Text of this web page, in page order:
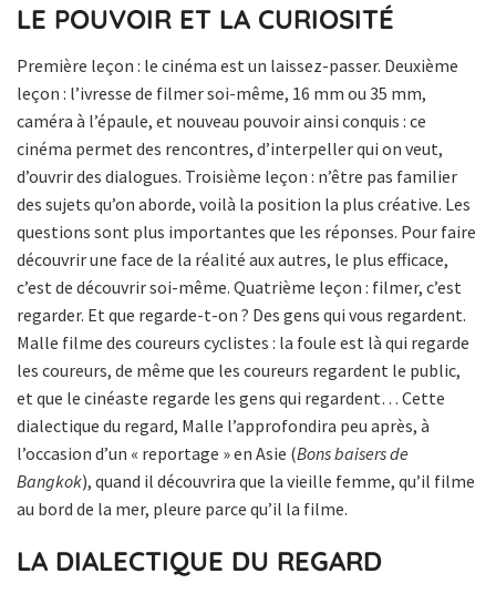
LE POUVOIR ET LA CURIOSITÉ
Première leçon : le cinéma est un laissez-passer. Deuxième
leçon : l’ivresse de filmer soi-même, 16 mm ou 35 mm,
caméra à l’épaule, et nouveau pouvoir ainsi conquis : ce
cinéma permet des rencontres, d’interpeller qui on veut,
d’ouvrir des dialogues. Troisième leçon : n’être pas familier
des sujets qu’on aborde, voilà la position la plus créative. Les
questions sont plus importantes que les réponses. Pour faire
découvrir une face de la réalité aux autres, le plus efficace,
c’est de découvrir soi-même. Quatrième leçon : filmer, c’est
regarder. Et que regarde-t-on ? Des gens qui vous regardent.
Malle filme des coureurs cyclistes : la foule est là qui regarde
les coureurs, de même que les coureurs regardent le public,
et que le cinéaste regarde les gens qui regardent… Cette
dialectique du regard, Malle l’approfondira peu après, à
l’occasion d’un « reportage » en Asie (Bons baisers de
Bangkok), quand il découvrira que la vieille femme, qu’il filme
au bord de la mer, pleure parce qu’il la filme.
LA DIALECTIQUE DU REGARD